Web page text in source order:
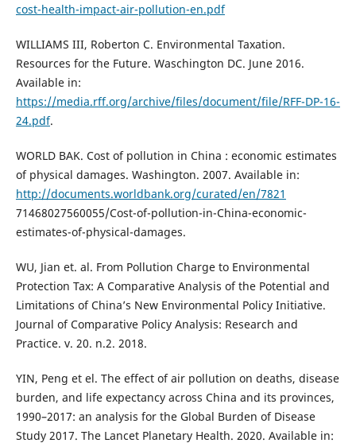
cost-health-impact-air-pollution-en.pdf
WILLIAMS III, Roberton C. Environmental Taxation.
Resources for the Future. Waschington DC. June 2016.
Available in:
https://media.rff.org/archive/files/document/file/RFF-DP-16-
24.pdf.
WORLD BAK. Cost of pollution in China : economic estimates
of physical damages. Washington. 2007. Available in:
http://documents.worldbank.org/curated/en/7821
71468027560055/Cost-of-pollution-in-China-economic-
estimates-of-physical-damages.
WU, Jian et. al. From Pollution Charge to Environmental
Protection Tax: A Comparative Analysis of the Potential and
Limitations of China’s New Environmental Policy Initiative.
Journal of Comparative Policy Analysis: Research and
Practice. v. 20. n.2. 2018.
YIN, Peng et el. The effect of air pollution on deaths, disease
burden, and life expectancy across China and its provinces,
1990–2017: an analysis for the Global Burden of Disease
Study 2017. The Lancet Planetary Health. 2020. Available in: